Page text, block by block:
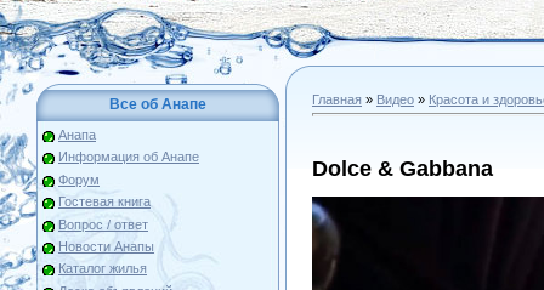
Все об Анапе
Анапа
Информация об Анапе
Форум
Гостевая книга
Вопрос / ответ
Новости Анапы
Каталог жилья
Главная » Видео » Красота и
Dolce & Gabbana